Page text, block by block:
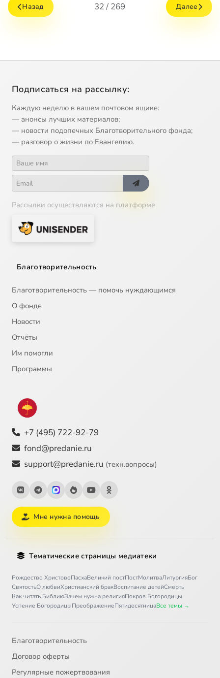
Назад 32 / 269 Далее
Подписаться на рассылку:
Каждую неделю в вашем почтовом ящике:
— анонсы лучших материалов;
— новости подопечных Благотворительного фонда;
— разговор о жизни по Евангелию.
Рассылки осуществляются на платформе
Благотворительность
Благотворительность — помочь нуждающимся
О фонде
Новости
Отчёты
Им помогли
Программы
+7 (495) 722-92-79
fond@predanie.ru
support@predanie.ru (техн.вопросы)
Мне нужна помощь
Тематические страницы медиатеки
Рождество ХристовоПасхаВеликий постПостМолитваЛитургияБог
СвятостьО любвиХристианский бракВоспитание детейСмерть
Как читать БиблиюЗачем нужна религияПокров Богородицы
Успение БогородицыПреображениеПятидесятницаВсе темы →
Благотворительность
Договор оферты
Регулярные пожертвования